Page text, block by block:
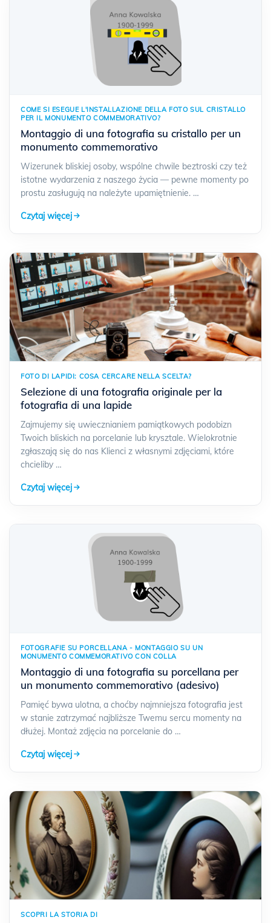
2.5D
COME SI ESEGUE L'INSTALLAZIONE DELLA FOTO SUL CRISTALLO
PER IL MONUMENTO COMMEMORATIVO?
Montaggio di una fotografia su cristallo per un
monumento commemorativo
Wizerunek bliskiej osoby, wspólne chwile beztroski czy też
istotne wydarzenia z naszego życia — pewne momenty po
prostu zasługują na należyte upamiętnienie. …
Czytaj więcej
FOTO DI LAPIDI: COSA CERCARE NELLA SCELTA?
Selezione di una fotografia originale per la
fotografia di una lapide
Zajmujemy się uwiecznianiem pamiątkowych podobizn
Twoich bliskich na porcelanie lub krysztale. Wielokrotnie
zgłaszają się do nas Klienci z własnymi zdjęciami, które
chcieliby …
Czytaj więcej
FOTOGRAFIE SU PORCELLANA - MONTAGGIO SU UN
MONUMENTO COMMEMORATIVO CON COLLA
Montaggio di una fotografia su porcellana per
un monumento commemorativo (adesivo)
Pamięć bywa ulotna, a choćby najmniejsza fotografia jest
w stanie zatrzymać najbliższe Twemu sercu momenty na
dłużej. Montaż zdjęcia na porcelanie do …
Czytaj więcej
SCOPRI LA STORIA DI